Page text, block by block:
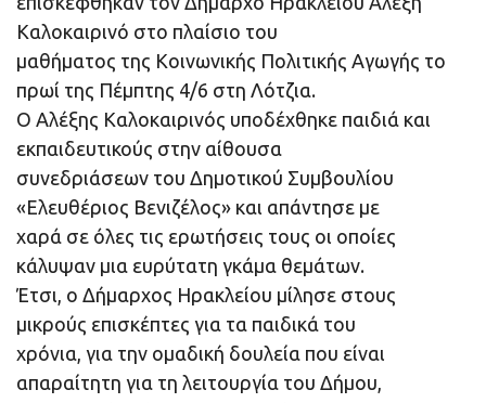
Καλοκαιρινό στο πλαίσιο του
μαθήματος της Κοινωνικής Πολιτικής Αγωγής το
πρωί της Πέμπτης 4/6 στη Λότζια.
Ο Αλέξης Καλοκαιρινός υποδέχθηκε παιδιά και
εκπαιδευτικούς στην αίθουσα
συνεδριάσεων του Δημοτικού Συμβουλίου
«Ελευθέριος Βενιζέλος» και απάντησε με
χαρά σε όλες τις ερωτήσεις τους οι οποίες
κάλυψαν μια ευρύτατη γκάμα θεμάτων.
Έτσι, ο Δήμαρχος Ηρακλείου μίλησε στους
μικρούς επισκέπτες για τα παιδικά του
χρόνια, για την ομαδική δουλεία που είναι
απαραίτητη για τη λειτουργία του Δήμου,